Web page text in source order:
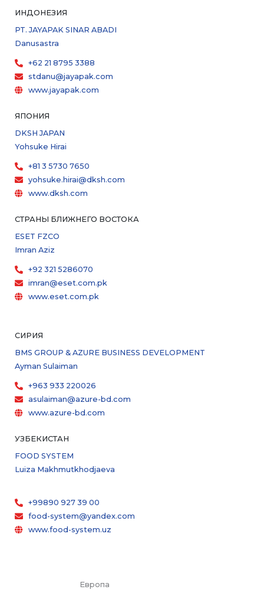
ИНДОНЕЗИЯ
PT. JAYAPAK SINAR ABADI
Danusastra
+62 21 8795 3388
stdanu@jayapak.com
www.jayapak.com
ЯПОНИЯ
DKSH JAPAN
Yohsuke Hirai
+81 3 5730 7650
yohsuke.hirai@dksh.com
www.dksh.com
СТРАНЫ БЛИЖНЕГО ВОСТОКА
ESET FZCO
Imran Aziz
+92 321 5286070
imran@eset.com.pk
www.eset.com.pk
СИРИЯ
BMS GROUP & AZURE BUSINESS DEVELOPMENT
Ayman Sulaiman
+963 933 220026
asulaiman@azure-bd.com
www.azure-bd.com
УЗБЕКИСТАН
FOOD SYSTEM
Luiza Makhmutkhodjaeva
+99890 927 39 00
food-system@yandex.com
www.food-system.uz
Европа